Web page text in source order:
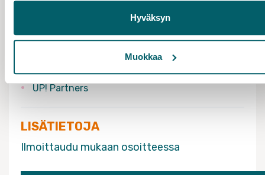
Hyväksyn
Muokkaa
06.04.2022 klo 18:00 - 19:00
TAPAHTUMAN JÄRJESTÄÄ
Tieteentekijät
UP! Partners
LISÄTIETOJA
Ilmoittaudu mukaan osoitteessa